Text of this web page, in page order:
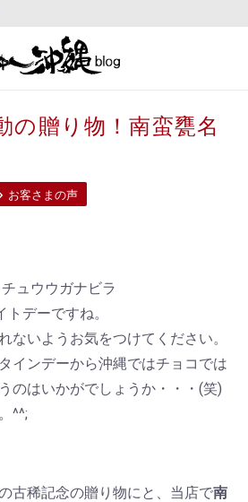
の贈り物！南蛮甕名
お客さまの声
ュウウガナビラ
デーですね。
ないようお気をつけてください。
インデーから沖縄ではチョコでは
のはいかがでしょうか・・・(笑)
^^;
古稀記念の贈り物にと、当店で南